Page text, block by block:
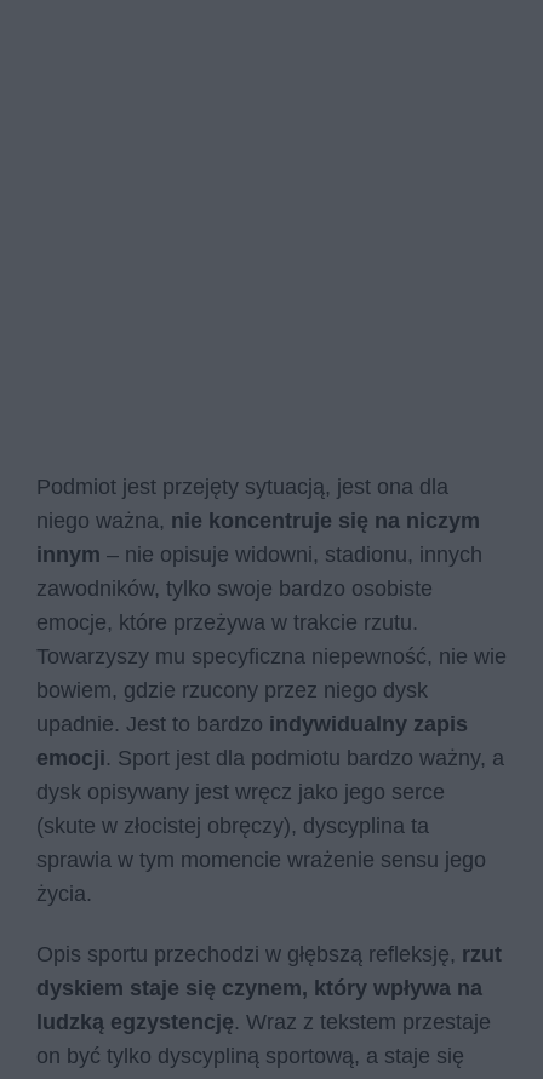
Podmiot jest przejęty sytuacją, jest ona dla
niego ważna, nie koncentruje się na niczym
innym – nie opisuje widowni, stadionu, innych
zawodników, tylko swoje bardzo osobiste
emocje, które przeżywa w trakcie rzutu.
Towarzyszy mu specyficzna niepewność, nie wie
bowiem, gdzie rzucony przez niego dysk
upadnie. Jest to bardzo indywidualny zapis
emocji. Sport jest dla podmiotu bardzo ważny, a
dysk opisywany jest wręcz jako jego serce
(skute w złocistej obręczy), dyscyplina ta
sprawia w tym momencie wrażenie sensu jego
życia.
Opis sportu przechodzi w głębszą refleksję, rzut
dyskiem staje się czynem, który wpływa na
ludzką egzystencję. Wraz z tekstem przestaje
on być tylko dyscypliną sportową, a staje się